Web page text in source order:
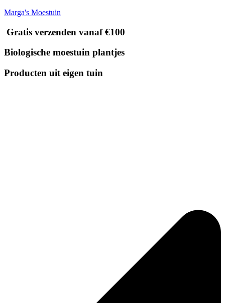
Marga's Moestuin
Gratis verzenden vanaf €100
Biologische moestuin plantjes
Producten uit eigen tuin